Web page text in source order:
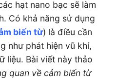
hạt nano bạc sẽ làm
Có khả năng sử dụng
biến từ) là điều cần
như phát hiện vũ khí,
liệu. Bài viết này thảo
quan về cảm biến từ